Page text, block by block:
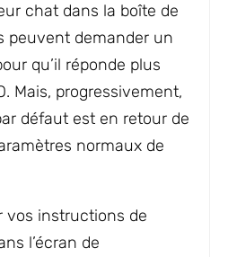
chat dans la boîte de
peuvent demander un
qu’il réponde plus
Mais, progressivement,
défaut est en retour de
normaux de
vos instructions de
l’écran de